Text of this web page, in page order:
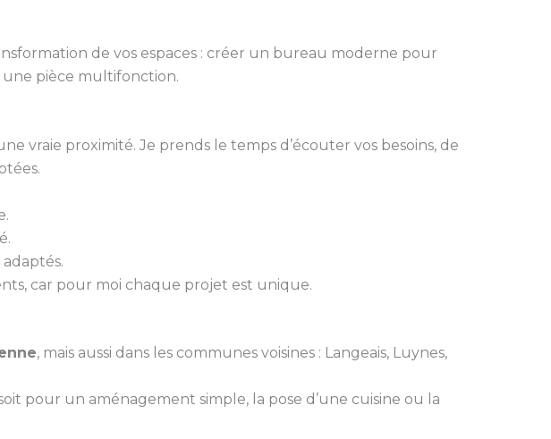
de vos espaces : créer un bureau moderne pour
pièce multifonction.
vraie proximité. Je prends le temps d’écouter vos besoins, de
car pour moi chaque projet est unique.
, mais aussi dans les communes voisines : Langeais, Luynes,
pour un aménagement simple, la pose d’une cuisine ou la